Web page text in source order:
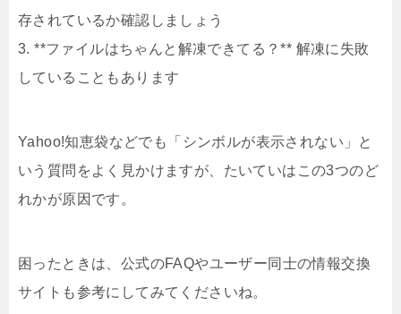
存されているか確認しましょう
3. **ファイルはちゃんと解凍できてる？** 解凍に失敗
していることもあります
Yahoo!知恵袋などでも「シンボルが表示されない」と
いう質問をよく見かけますが、たいていはこの3つのど
れかが原因です。
困ったときは、公式のFAQやユーザー同士の情報交換
サイトも参考にしてみてくださいね。